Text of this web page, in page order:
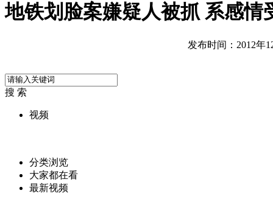
地铁划脸案嫌疑人被抓 系感情
发布时间：2012年
搜 索
视频
分类浏览
大家都在看
最新视频